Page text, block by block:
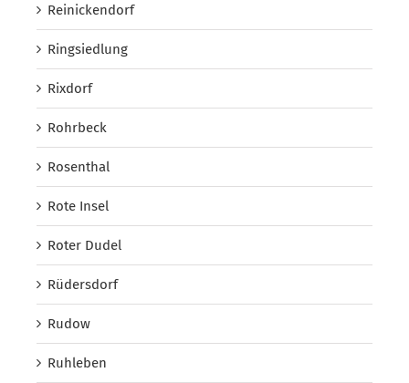
Reinickendorf
Ringsiedlung
Rixdorf
Rohrbeck
Rosenthal
Rote Insel
Roter Dudel
Rüdersdorf
Rudow
Ruhleben